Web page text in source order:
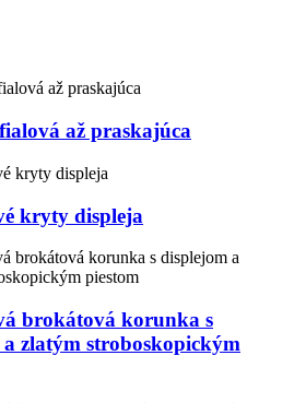
až praskajúca
kryty displeja
brokátová korunka s
zlatým stroboskopickým